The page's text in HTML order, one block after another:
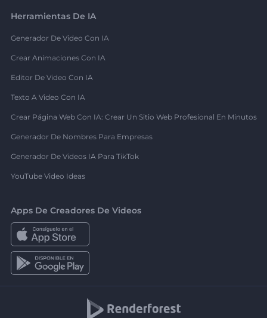
Herramientas De IA
Generador De Video Con IA
Crear Animaciones Con IA
Editor De Video Con IA
Texto A Video Con IA
Crear Página Web Con IA: Crear Un Sitio Web Profesional En Minutos
Generador De Nombres Para Empresas
Generador De Videos IA Para TikTok
YouTube Video Ideas
Apps De Creadores De Videos